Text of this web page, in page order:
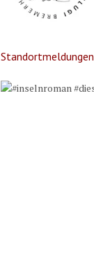
Standortmeldungen